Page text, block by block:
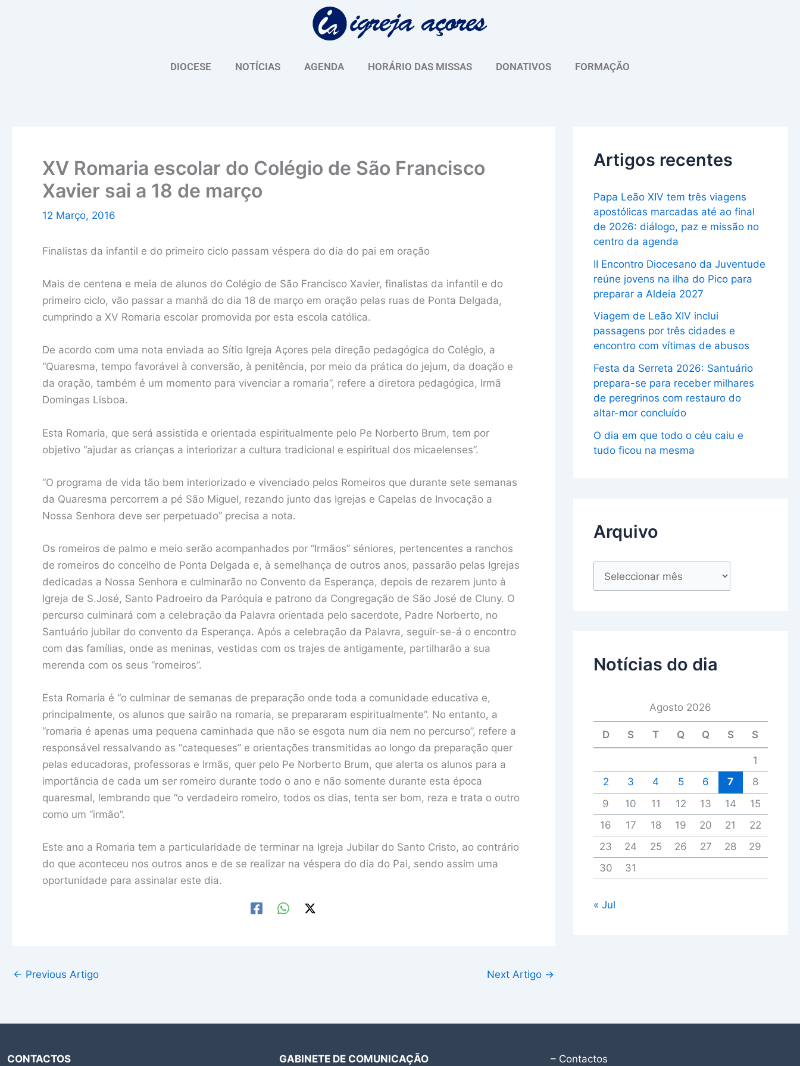
DIOCESE NOTÍCIAS AGENDA HORÁRIO DAS MISSAS DONATIVOS FORMAÇÃO
XV Romaria escolar do Colégio de São Francisco
Xavier sai a 18 de março
12 Março, 2016
Finalistas da infantil e do primeiro ciclo passam véspera do dia do pai em oração
Mais de centena e meia de alunos do Colégio de São Francisco Xavier, finalistas da infantil e do
primeiro ciclo, vão passar a manhã do dia 18 de março em oração pelas ruas de Ponta Delgada,
cumprindo a XV Romaria escolar promovida por esta escola católica.
De acordo com uma nota enviada ao Sítio Igreja Açores pela direção pedagógica do Colégio, a
“Quaresma, tempo favorável à conversão, à penitência, por meio da prática do jejum, da doação e
da oração, também é um momento para vivenciar a romaria”, refere a diretora pedagógica, Irmã
Domingas Lisboa.
Esta Romaria, que será assistida e orientada espiritualmente pelo Pe Norberto Brum, tem por
objetivo “ajudar as crianças a interiorizar a cultura tradicional e espiritual dos micaelenses”.
“O programa de vida tão bem interiorizado e vivenciado pelos Romeiros que durante sete semanas
da Quaresma percorrem a pé São Miguel, rezando junto das Igrejas e Capelas de Invocação a
Nossa Senhora deve ser perpetuado” precisa a nota.
Os romeiros de palmo e meio serão acompanhados por “Irmãos” séniores, pertencentes a ranchos
de romeiros do concelho de Ponta Delgada e, à semelhança de outros anos, passarão pelas Igrejas
dedicadas a Nossa Senhora e culminarão no Convento da Esperança, depois de rezarem junto à
Igreja de S.José, Santo Padroeiro da Paróquia e patrono da Congregação de São José de Cluny. O
percurso culminará com a celebração da Palavra orientada pelo sacerdote, Padre Norberto, no
Santuário jubilar do convento da Esperança. Após a celebração da Palavra, seguir-se-á o encontro
com das famílias, onde as meninas, vestidas com os trajes de antigamente, partilharão a sua
merenda com os seus “romeiros”.
Esta Romaria é “o culminar de semanas de preparação onde toda a comunidade educativa e,
principalmente, os alunos que sairão na romaria, se prepararam espiritualmente”. No entanto, a
“romaria é apenas uma pequena caminhada que não se esgota num dia nem no percurso”, refere a
responsável ressalvando as “catequeses” e orientações transmitidas ao longo da preparação quer
pelas educadoras, professoras e Irmãs, quer pelo Pe Norberto Brum, que alerta os alunos para a
importância de cada um ser romeiro durante todo o ano e não somente durante esta época
quaresmal, lembrando que “o verdadeiro romeiro, todos os dias, tenta ser bom, reza e trata o outro
como um “irmão”.
Este ano a Romaria tem a particularidade de terminar na Igreja Jubilar do Santo Cristo, ao contrário
do que aconteceu nos outros anos e de se realizar na véspera do dia do Pai, sendo assim uma
oportunidade para assinalar este dia.
← Previous Artigo Next Artigo →
Artigos recentes
Papa Leão XIV tem três viagens
apostólicas marcadas até ao final
de 2026: diálogo, paz e missão no
centro da agenda
II Encontro Diocesano da Juventude
reúne jovens na ilha do Pico para
preparar a Aldeia 2027
Viagem de Leão XIV inclui
passagens por três cidades e
encontro com vítimas de abusos
Festa da Serreta 2026: Santuário
prepara-se para receber milhares
de peregrinos com restauro do
altar-mor concluído
O dia em que todo o céu caiu e
tudo ficou na mesma
Arquivo
u
Notícias do dia
Agosto 2026
D S T Q Q S S
1
2
3 4 5 6 7
8
9
10 11 12 13 14
15
16
17 18 19 20 21
22
23
24 25 26 27 28
29
30
31
« Jul
CONTACTOS GABINETE DE COMUNICAÇÃO – Contactos